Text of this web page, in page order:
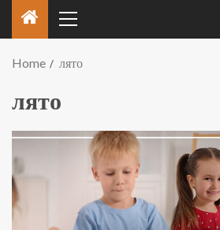
Home лято
лято